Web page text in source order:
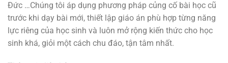
Đức …Chúng tôi áp dụng phương pháp củng cố bài học cũ
trước khi dạy bài mới, thiết lập giáo án phù hợp từng năng
lực riêng của học sinh và luôn mở rộng kiến thức cho học
sinh khá, giỏi một cách chu đáo, tận tâm nhất.